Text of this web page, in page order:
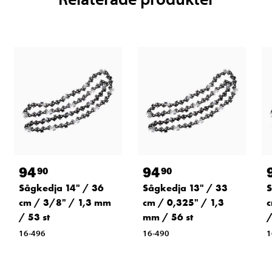
9490
Sågkedja 14" / 36
cm / 3/8" / 1,3 mm
/ 53 st
16-496
9490
Sågkedja 13" / 33
cm / 0,325" / 1,3
mm / 56 st
16-490